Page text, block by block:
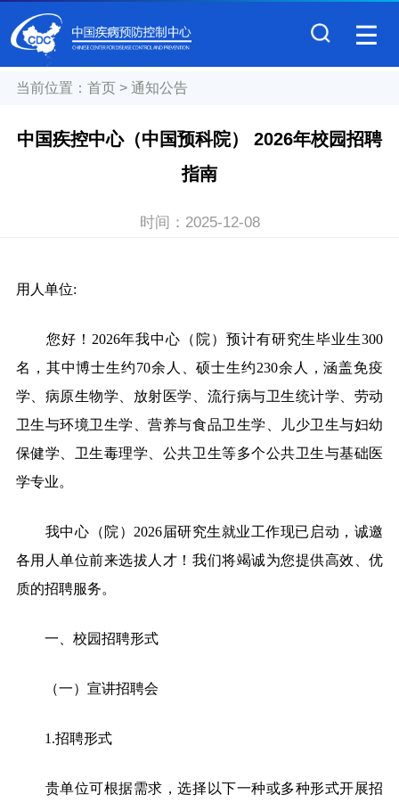
当前位置： 首页> 通知公告
中国疾控中心（中国预科院） 2026年校园招聘
指南
时间： 2025-12-08
用人单位:
您好！2026年我中心（院）预计有研究生毕业生300
名，其中博士生约70余人、硕士生约230余人，涵盖免疫
学、病原生物学、放射医学、流行病与卫生统计学、劳动
卫生与环境卫生学、营养与食品卫生学、儿少卫生与妇幼
保健学、卫生毒理学、公共卫生等多个公共卫生与基础医
学专业。
我中心（院）2026届研究生就业工作现已启动，诚邀
各用人单位前来选拔人才！我们将竭诚为您提供高效、优
质的招聘服务。
一、校园招聘形式
（一）宣讲招聘会
1.招聘形式
贵单位可根据需求，选择以下一种或多种形式开展招